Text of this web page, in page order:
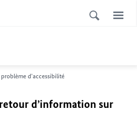
problème d'accessibilité
d’information sur